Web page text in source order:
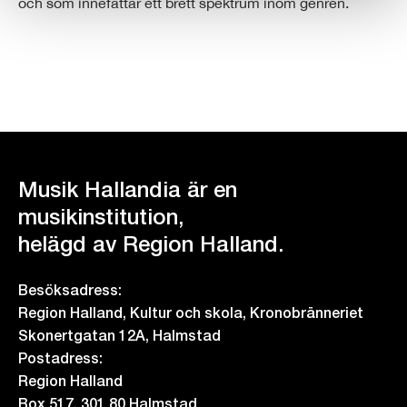
Musik Hallandia är en
musikinstitution,
helägd av Region Halland.
Besöksadress:
Region Halland, Kultur och skola, Kronobränneriet
Skonertgatan 12A, Halmstad
Postadress:
Region Halland
Box 517, 301 80 Halmstad